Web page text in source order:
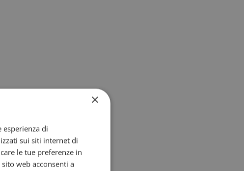
×
di
sui siti internet di
le tue preferenze in
web acconsenti a